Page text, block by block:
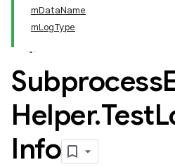
mDataName
mLogType
Subprocess
Helper.Test
Info